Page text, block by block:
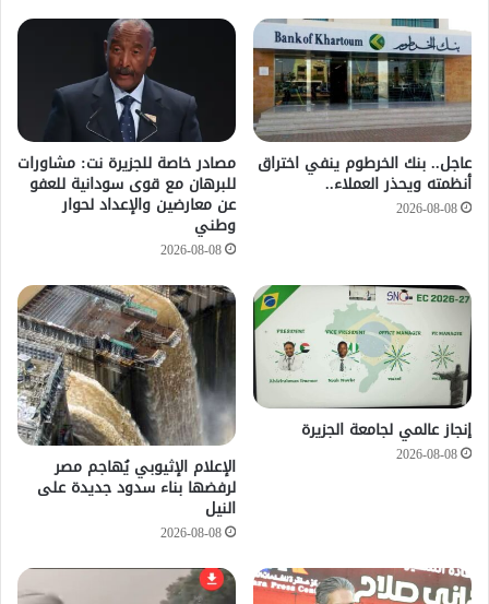
عاجل.. بنك الخرطوم ينفي اختراق
أنظمته ويحذر العملاء..
2026-08-08
مصادر خاصة للجزيرة نت: مشاورات
للبرهان مع قوى سودانية للعفو
عن معارضين والإعداد لحوار
وطني
2026-08-08
إنجاز عالمي لجامعة الجزيرة
2026-08-08 الإعلام الإثيوبي يُهاجم مصر
لرفضها بناء سدود جديدة على
النيل
2026-08-08